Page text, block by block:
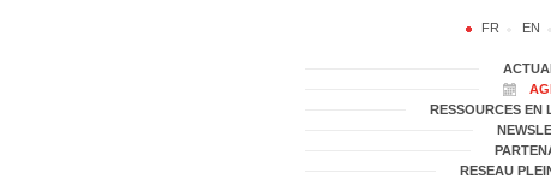
FR EN
RESSOURCES EN
RESEAU